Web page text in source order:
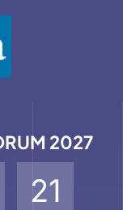
2027
20